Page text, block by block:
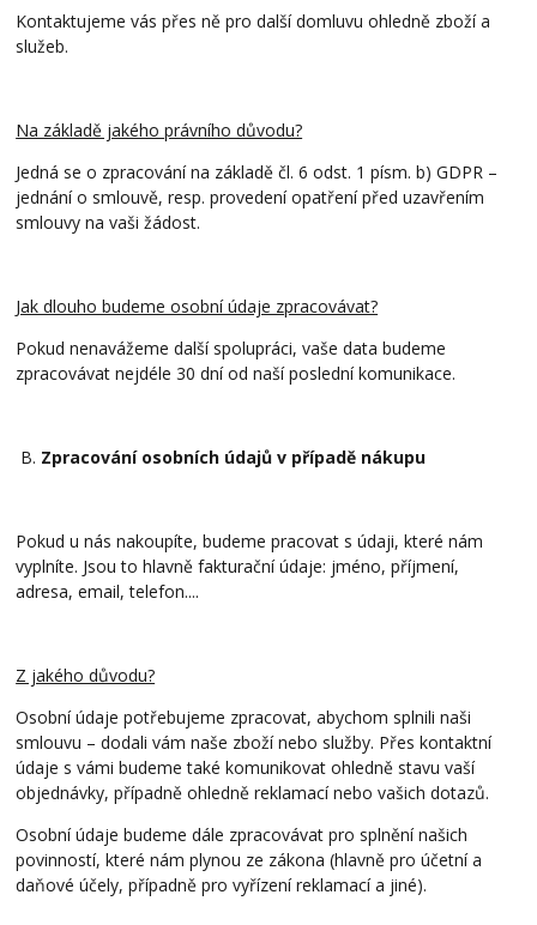
Kontaktujeme vás přes ně pro další domluvu ohledně zboží a
služeb.
Na základě jakého právního důvodu?
Jedná se o zpracování na základě čl. 6 odst. 1 písm. b) GDPR –
jednání o smlouvě, resp. provedení opatření před uzavřením
smlouvy na vaši žádost.
Jak dlouho budeme osobní údaje zpracovávat?
Pokud nenavážeme další spolupráci, vaše data budeme
zpracovávat nejdéle 30 dní od naší poslední komunikace.
B. Zpracování osobních údajů v případě nákupu
Pokud u nás nakoupíte, budeme pracovat s údaji, které nám
vyplníte. Jsou to hlavně fakturační údaje: jméno, příjmení,
adresa, email, telefon....
Z jakého důvodu?
Osobní údaje potřebujeme zpracovat, abychom splnili naši
smlouvu – dodali vám naše zboží nebo služby. Přes kontaktní
údaje s vámi budeme také komunikovat ohledně stavu vaší
objednávky, případně ohledně reklamací nebo vašich dotazů.
Osobní údaje budeme dále zpracovávat pro splnění našich
povinností, které nám plynou ze zákona (hlavně pro účetní a
daňové účely, případně pro vyřízení reklamací a jiné).